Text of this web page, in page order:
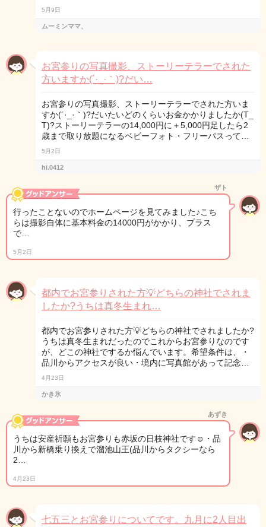
5月9日
ムーミンママ、
お宮参りの写真撮影、ストーリーテラーでされた
方いますか(´·_·｀)?だい…
お宮参りの写真撮影、ストーリーテラーでされた方いま
すか(´·_·｀)?だいたいどのくらいお金かかりましたか(T_
T)?ストーリーテラーの14,000円に＋5,000円足したら2
歳まで取り放題になるベビーフォト・フリーパスって…
5月2日
hi.0412
ザト
行ったことないのでホームページを見てみました♪こち
らは撮影自体に基本料金の14000円がかかり、プラス
で…
5月2日
都内でお宮参りされた方💡どちらの神社でされま
したか?うちは真冬生まれ…
都内でお宮参りされた方💡どちらの神社でされましたか?
うちは真冬生まれだったのでこれからお宮参りなのです
が、どこの神社でするか悩んでいます。希望条件は、・
品川からアクセスが良い・境内に写真館があって記念…
4月23日
かき氷
あずき
うちは安産祈願もお宮参りも赤坂の日枝神社です☺・品
川から新橋乗り換えで溜池山王(品川からタクシーなら
2…
4月23日
七五三とお宮参りについてです。九月に2人目出